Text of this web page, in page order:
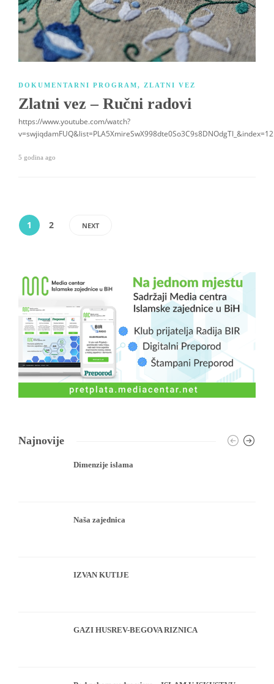
DOKUMENTARNI PROGRAM, ZLATNI VEZ
Zlatni vez – Ručni radovi
https://www.youtube.com/watch?
v=swjiqdamFUQ&list=PLA5XmireSwX998dte0So3C9s8DNOdgTI_&index=12
5 godina ago
1 2 NEXT
Najnovije
Dimenzije islama
Naša zajednica
IZVAN KUTIJE
GAZI HUSREV-BEGOVA RIZNICA